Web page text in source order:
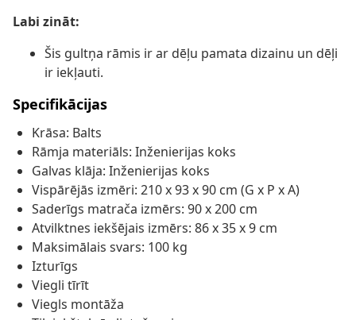
Labi zināt:
Šis gultņa rāmis ir ar dēļu pamata dizainu un dēļi
ir iekļauti.
Specifikācijas
Krāsa: Balts
Rāmja materiāls: Inženierijas koks
Galvas klāja: Inženierijas koks
Vispārējās izmēri: 210 x 93 x 90 cm (G x P x A)
Saderīgs matrača izmērs: 90 x 200 cm
Atvilktnes iekšējais izmērs: 86 x 35 x 9 cm
Maksimālais svars: 100 kg
Izturīgs
Viegli tīrīt
Viegls montāža